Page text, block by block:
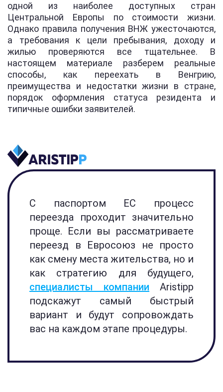
одной из наиболее доступных стран
Центральной Европы по стоимости жизни.
Однако правила получения ВНЖ ужесточаются,
а требования к цели пребывания, доходу и
жилью проверяются все тщательнее. В
настоящем материале разберем реальные
способы, как переехать в Венгрию,
преимущества и недостатки жизни в стране,
порядок оформления статуса резидента и
типичные ошибки заявителей.
С паспортом ЕС процесс
переезда проходит значительно
проще. Если вы рассматриваете
переезд в Евросоюз не просто
как смену места жительства, но и
как стратегию для будущего,
специалисты компании Aristipp
подскажут самый быстрый
вариант и будут сопровождать
вас на каждом этапе процедуры.